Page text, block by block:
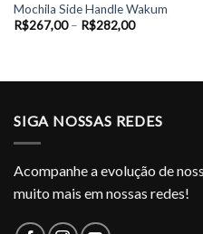
Mochila Side Handle Wakum
R$267,00 – R$282,00Faixa
R$282,00
SIGA NOSSAS REDES
Acompanhe a evolução de
muito mais em nossas redes!